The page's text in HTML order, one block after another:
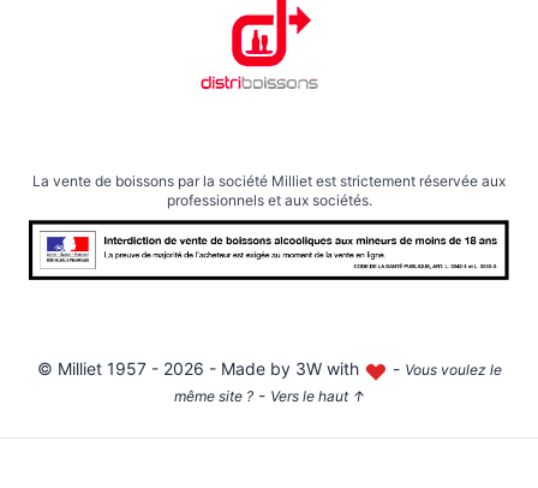
La vente de boissons par la société Milliet est strictement réservée aux
professionnels et aux sociétés.
© Milliet1957 - 2026 - Made by 3W with - Vous voulez le
même site ?- Vers le haut ↑